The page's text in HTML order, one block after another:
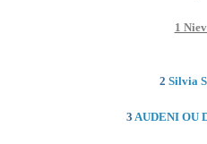
1
2 Silvia
3 AUDENI OU